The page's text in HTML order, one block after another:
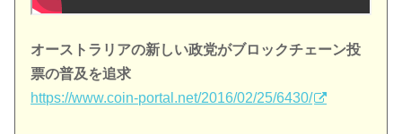
オーストラリアの新しい政党がブロックチェーン投
票の普及を追求
https://www.coin-portal.net/2016/02/25/6430/